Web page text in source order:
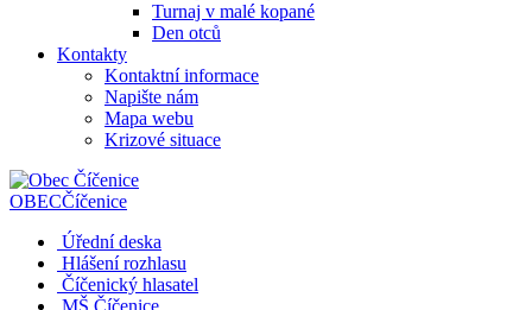
Turnaj v malé kopané
Den otců
Kontakty
Kontaktní informace
Napište nám
Mapa webu
Krizové situace
OBECČíčenice
Úřední deska
Hlášení rozhlasu
Číčenický hlasatel
MŠ Číčenice